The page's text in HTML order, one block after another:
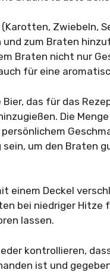
(Karotten, Zwiebeln,
und zum Braten
Braten nicht nur
für eine
Bier, das für das
Die
um den Braten
einem Deckel
bei niedriger Hitze
lassen.
kontrollieren,
ist und